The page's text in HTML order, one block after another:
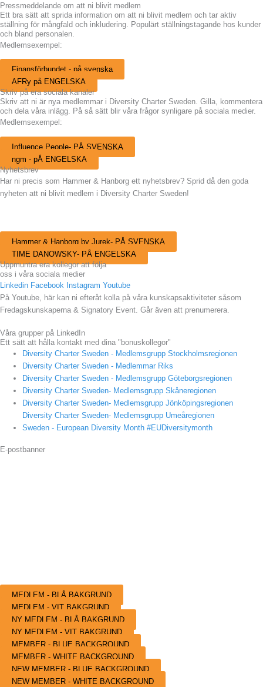
Pressmeddelande om att ni blivit medlem
Ett bra sätt att sprida information om att ni blivit medlem och tar aktiv
ställning för mångfald och inkludering. Populärt ställningstagande hos kunder
och bland personalen.
Medlemsexempel:
Finansförbundet - på svenska
AFRy på ENGELSKA
Skriv på era sociala kanaler
Skriv att ni är nya medlemmar i Diversity Charter Sweden. Gilla, kommentera
och dela våra inlägg. På så sätt blir våra frågor synligare på sociala medier.
Medlemsexempel:
Influence People- PÅ SVENSKA
ngm - pÅ ENGELSKA
Nyhetsbrev
Har ni precis som Hammer & Hanborg ett nyhetsbrev? Sprid då den goda
nyheten att ni blivit medlem i Diversity Charter Sweden!
Hammer & Hanborg by Jurek- PÅ SVENSKA
TIME DANOWSKY- PÅ ENGELSKA
Uppmuntra era kollegor att följa
oss i våra sociala medier
Linkedin Facebook Instagram Youtube
På Youtube, här kan ni efteråt kolla på våra kunskapsaktiviteter såsom
Fredagskunskaperna & Signatory Event. Går även att prenumerera.
Våra grupper på LinkedIn
Ett sätt att hålla kontakt med dina "bonuskollegor"
Diversity Charter Sweden - Medlemsgrupp Stockholmsregionen
Diversity Charter Sweden - Medlemmar Riks
Diversity Charter Sweden - Medlemsgrupp Göteborgsregionen
Diversity Charter Sweden- Medlemsgrupp Skåneregionen
Diversity Charter Sweden- Medlemsgrupp Jönköpingsregionen
Diversity Charter Sweden- Medlemsgrupp Umeåregionen
Sweden - European Diversity Month #EUDiversitymonth
E-postbanner
MEDLEM - BLÅ BAKGRUND
MEDLEM - VIT BAKGRUND
NY MEDLEM - BLÅ BAKGRUND
NY MEDLEM - VIT BAKGRUND
MEMBER - BLUE BACKGROUND
MEMBER - WHITE BACKGROUND
NEW MEMBER - BLUE BACKGROUND
NEW MEMBER - WHITE BACKGROUND